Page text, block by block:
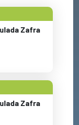
Zafra
Zafra